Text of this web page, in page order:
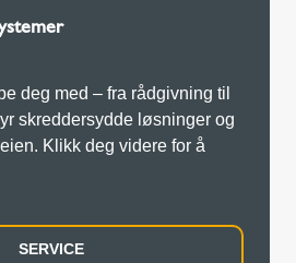
deg med – fra rådgivning til
skreddersydde løsninger og
Klikk deg videre for å
SERVICE